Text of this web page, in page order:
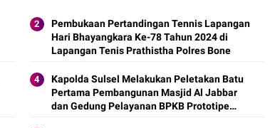
Pembukaan Pertandingan Tennis Lapangan
Hari Bhayangkara Ke-78 Tahun 2024 di
Lapangan Tenis Prathistha Polres Bone
Kapolda Sulsel Melakukan Peletakan Batu
Pertama Pembangunan Masjid Al Jabbar
dan Gedung Pelayanan BPKB Prototipe